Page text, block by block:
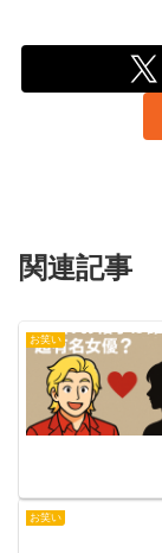
関連記事
お笑い
お笑い